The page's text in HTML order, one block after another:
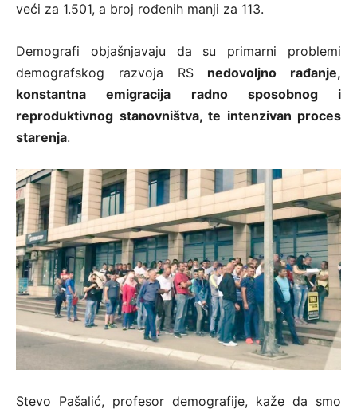
veći za 1.501, a broj rođenih manji za 113.
Demografi objašnjavaju da su primarni problemi
demografskog razvoja RS nedovoljno rađanje,
konstantna emigracija radno sposobnog i
reproduktivnog stanovništva, te intenzivan proces
starenja.
Stevo Pašalić, profesor demografije, kaže da smo